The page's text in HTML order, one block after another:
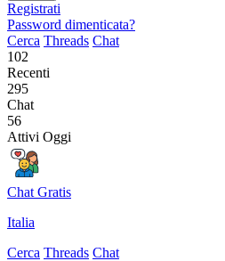
Registrati
Password dimenticata?
Cerca Threads Chat
102
Recenti
295
Chat
56
Attivi Oggi
Chat Gratis
Italia
Cerca Threads Chat